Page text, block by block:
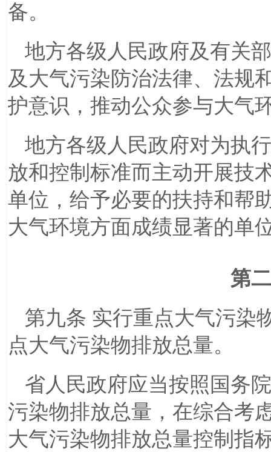
备。
地方各级人民政府及有关
及大气污染防治法律、法规
护意识，推动公众参与大气
地方各级人民政府对为执
放和控制标准而主动开展技
单位，给予必要的扶持和帮
大气环境方面成绩显著的单
第
第九条 实行重点大气污染
点大气污染物排放总量。
省人民政府应当按照国务
污染物排放总量，在综合考
大气污染物排放总量控制指